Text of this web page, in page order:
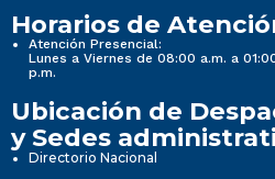
Horarios de
Atención Presencial:
Lunes a Viernes de 08:00 a.m. a
p.m.
Ubicación de
y Sedes
Directorio Nacional